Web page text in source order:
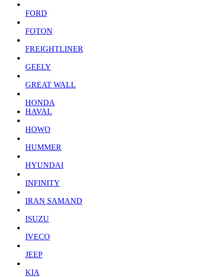
FORD
FOTON
FREIGHTLINER
GEELY
GREAT WALL
HONDA
HAVAL
HOWO
HUMMER
HYUNDAI
INFINITY
IRAN SAMAND
ISUZU
IVECO
JEEP
KIA